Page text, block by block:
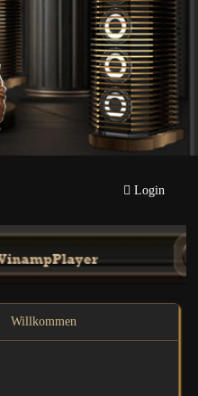
Login
Willkommen